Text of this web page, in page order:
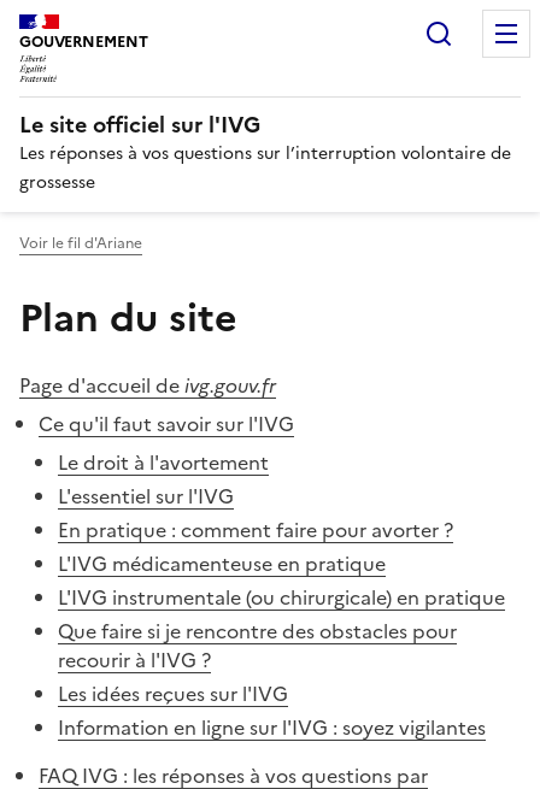
Panneau de gestion des cookies
GOUVERNEMENT
Le site officiel sur l'IVG
Les réponses à vos questions sur l’interruption volontaire de
grossesse
Voir le fil d'Ariane
Plan du site
Page d'accueil deivg.gouv.fr
Ce qu'il faut savoir sur l'IVG
Le droit à l'avortement
L'essentiel sur l'IVG
En pratique : comment faire pour avorter ?
L'IVG médicamenteuse en pratique
L'IVG instrumentale (ou chirurgicale) en pratique
Que faire si je rencontre des obstacles pour
recourir à l'IVG ?
Les idées reçues sur l'IVG
Information en ligne sur l'IVG : soyez vigilantes
FAQ IVG : les réponses à vos questions par